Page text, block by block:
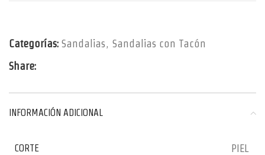
Categorías: Sandalias, Sandalias con Tacón
Share:
INFORMACIÓN ADICIONAL
CORTE PIEL